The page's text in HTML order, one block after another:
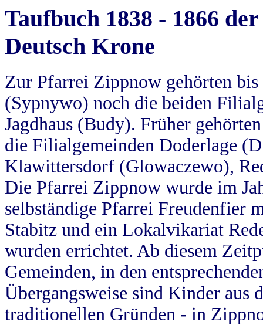
Taufbuch 1838 - 1866
Deutsch Krone
Zur Pfarrei Zippnow gehörten
(Sypnywo) noch die beiden
Jagdhaus (Budy). Früher
die Filialgemeinden Doderlage
Klawittersdorf (Glowaczewo),
Die Pfarrei Zippnow wurde im
selbständige Pfarrei Freudenfier
Stabitz und ein Lokalvikariat
wurden errichtet. Ab diesem
Gemeinden, in den
Übergangsweise sind Kinder aus
traditionellen Gründen - in